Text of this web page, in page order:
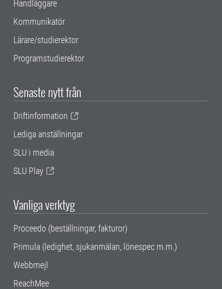
Handläggare
Kommunikatör
Lärare/studierektor
Programstudierektor
Senaste nytt från
Driftinformation
Lediga anställningar
SLU i media
SLU Play
Vanliga verktyg
Proceedo (beställningar, fakturor)
Primula (ledighet, sjukanmälan, lönespec m.m.)
Webbmejl
ReachMee